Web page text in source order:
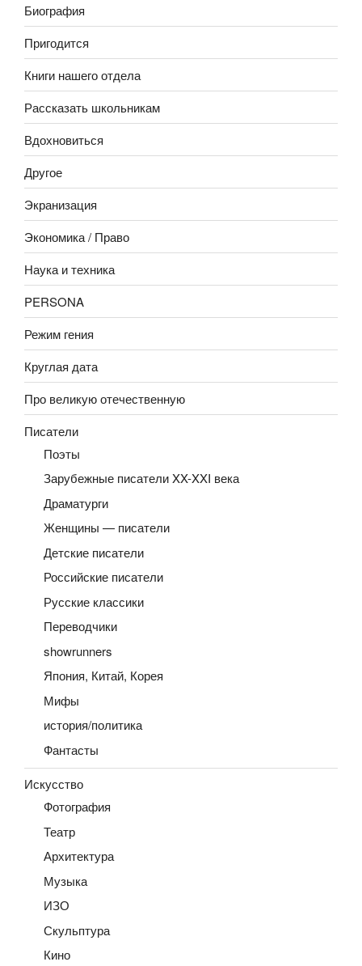
Биография
Пригодится
Книги нашего отдела
Рассказать школьникам
Вдохновиться
Другое
Экранизация
Экономика / Право
Наука и техника
PERSONA
Режим гения
Круглая дата
Про великую отечественную
Писатели
Поэты
Зарубежные писатели XX-XXI века
Драматурги
Женщины — писатели
Детские писатели
Российские писатели
Русские классики
Переводчики
showrunners
Япония, Китай, Корея
Мифы
история/политика
Фантасты
Искусство
Фотография
Театр
Архитектура
Музыка
ИЗО
Скульптура
Кино